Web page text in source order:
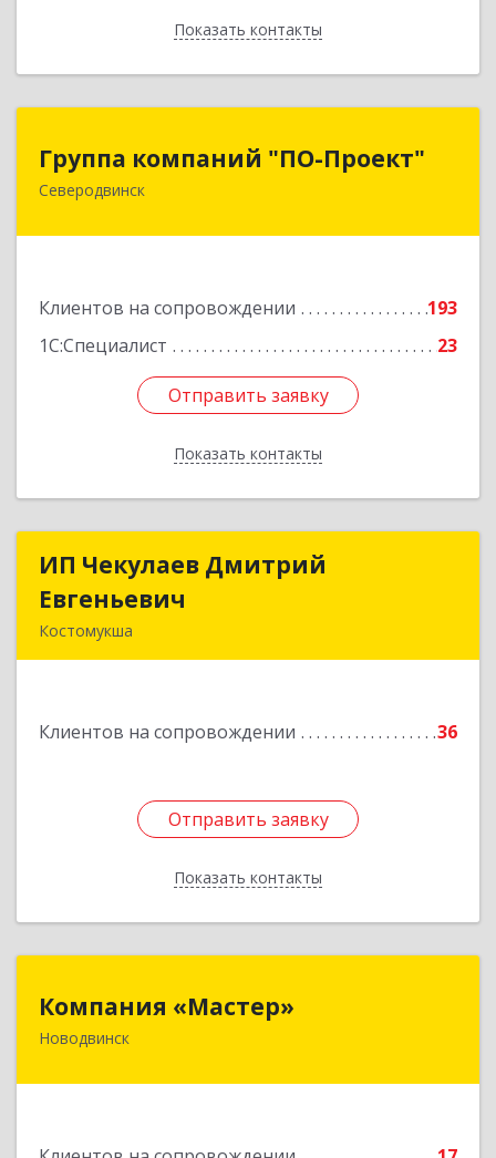
Показать контакты
Назад
Группа компаний "ПО-Проект"
Северодвинск
Клиентов на сопровождении
193
1С:Специалист
23
Отправить заявку
Показать контакты
Группа компаний "ПО-Проект"
164500, Архангельская обл, Северодвинск г,
Отправить заявку
Назад
ИП Чекулаев Дмитрий
Евгеньевич
Костомукша
Клиентов на сопровождении 36
Отправить заявку
Показать контакты
ИП Чекулаев Дмитрий
Отправить заявку
Назад
Компания «Мастер»
Новодвинск164902, Архангельская обл, Новодвинск г,